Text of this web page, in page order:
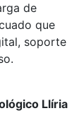
de
que
soporte
Llíria